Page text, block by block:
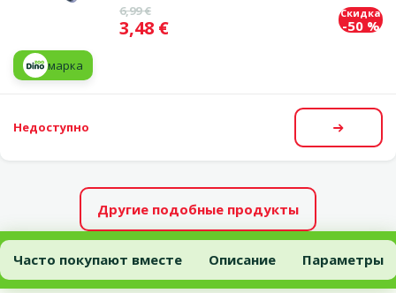
Исходная цена
6,99 €
Цена
3,48 €
Скидка
-50 %
марка
Недоступно
Другие подобные продукты
Ошейник для собак – Active Dog Collar Mellow M, 35–51 см, grey
Часто покупают вместе Описание Параметры
В начало страницы